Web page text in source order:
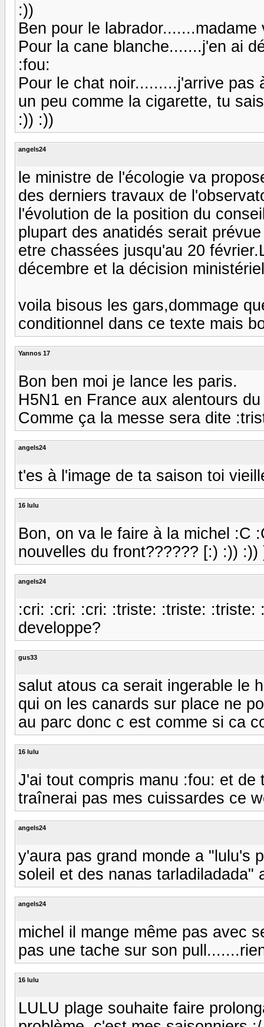
:))
Ben pour le
Pour la cane blanche.......j'en ai
:fou:
Pour le chat noir.........j'arrive pas
un peu comme la cigarette, tu
:)) :))
angels24
le ministre de l'écologie va
des derniers travaux de
l'évolution de la position du
plupart des anatidés serait
etre chassées jusqu'au 20
décembre et la décision
voila bisous les gars,dommage
conditionnel dans ce texte mais
Yannos 17
Bon ben moi je lance les paris.
H5N1 en France aux alentours
Comme ça la messe sera dite
angels24
t'es à l'image de ta saison toi
16 lulu
Bon, on va le faire à la michel :C
nouvelles du front?????? [:) :)) :))
angels24
:cri: :cri: :cri: :triste: :triste:
developpe?
gus33
salut atous ca serait ingerable le
qui on les canards sur place ne
au parc donc c est comme si ca
16 lulu
J'ai tout compris manu :fou: et
traînerai pas mes cuissardes ce
angels24
y'aura pas grand monde a "lulu's
soleil et des nanas tarladiladada"
angels24
michel il mange même pas avec
pas une tache sur son
16 lulu
LULU plage souhaite faire